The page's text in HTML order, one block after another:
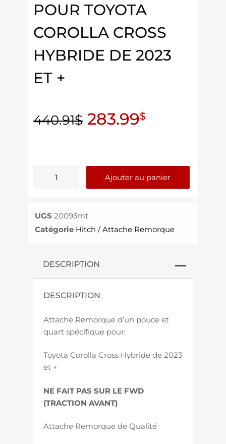
POUR TOYOTA
COROLLA CROSS
HYBRIDE DE 2023
ET +
440.91$ 283.99$
Ajouter au panier
UGS20093mt
Catégorie Hitch / Attache Remorque
DESCRIPTION
DESCRIPTION
Attache Remorque d’un pouce et
quart spécifique pour:
Toyota Corolla Cross Hybride de 2023
et +
NE FAIT PAS SUR LE FWD
(TRACTION AVANT)
Attache Remorque de Qualité